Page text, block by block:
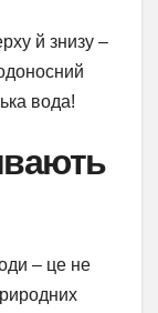
й знизу –
вода!
– це не